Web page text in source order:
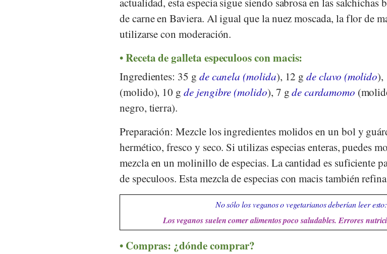
de carne en Baviera. Al igual que la nuez moscada, la flor de
utilizarse con moderación.
Receta de galleta especuloos con macis:
Ingredientes: 35 g de canela (molida), 12 gde clavo (molido),
(molido), 10 gde jengibre (molido), 7 gde cardamomo
negro, tierra).
Preparación: Mezcle los ingredientes molidos en un bol y
hermético, fresco y seco. Si utilizas especias enteras, puedes
mezcla en un molinillo de especias. La cantidad es suficiente
de speculoos. Esta mezcla de especias con macis también
No sólo los veganos o vegetarianos deberían leer esto:
Los veganos suelen comer alimentos poco saludables. Errores
Compras: ¿dónde comprar?